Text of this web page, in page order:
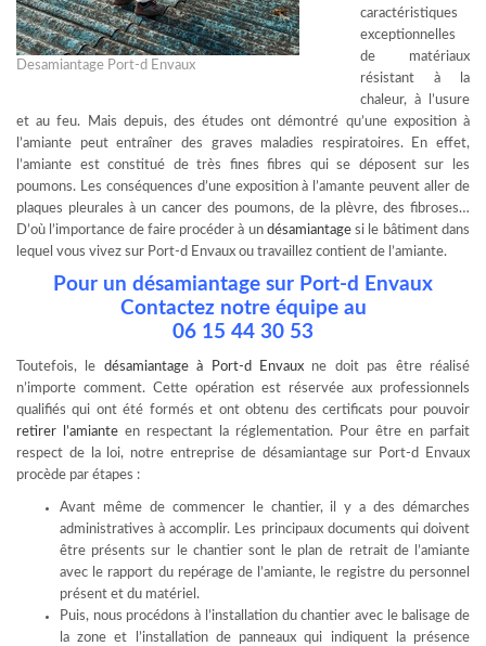
Desamiantage Port-d Envaux
caractéristiques
exceptionnelles
de matériaux
résistant à la
chaleur, à l’usure
et au feu. Mais depuis, des études ont démontré qu’une exposition à
l’amiante peut entraîner des graves maladies respiratoires. En effet,
l’amiante est constitué de très fines fibres qui se déposent sur les
poumons. Les conséquences d’une exposition à l’amante peuvent aller de
plaques pleurales à un cancer des poumons, de la plèvre, des fibroses…
D’où l’importance de faire procéder à un désamiantagesi le bâtiment dans
lequel vous vivez sur Port-d Envaux ou travaillez contient de l’amiante.
Pour un désamiantage sur Port-d Envaux
Contactez notre équipe au
06 15 44 30 53
Toutefois, le désamiantage à Port-d Envaux
ne doit pas être réalisé
n’importe comment. Cette opération est réservée aux professionnels
qualifiés qui ont été formés et ont obtenu des certificats pour pouvoir
retirer l’amiante en respectant la réglementation. Pour être en parfait
respect de la loi, notre entreprise de désamiantage sur Port-d Envaux
procède par étapes :
Avant même de commencer le chantier, il y a des démarches
administratives à accomplir. Les principaux documents qui doivent
être présents sur le chantier sont le plan de retrait de l’amiante
avec le rapport du repérage de l’amiante, le registre du personnel
présent et du matériel.
Puis, nous procédons à l’installation du chantier avec le balisage de
la zone et l’installation de panneaux qui indiquent la présence